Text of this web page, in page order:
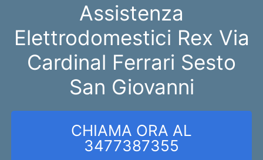
Assistenza
Elettrodomestici Rex Via
Cardinal Ferrari Sesto
San Giovanni
CHIAMA ORA AL
3477387355